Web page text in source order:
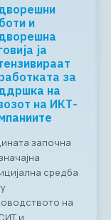
Скопје: Digital
Bridge &
Business ICT
Forum 2026 –
04.06.2026
За првпат се
создава
организирана
платформа помеѓу
македонскиот и
грчкиот ИКТ
2026 година во